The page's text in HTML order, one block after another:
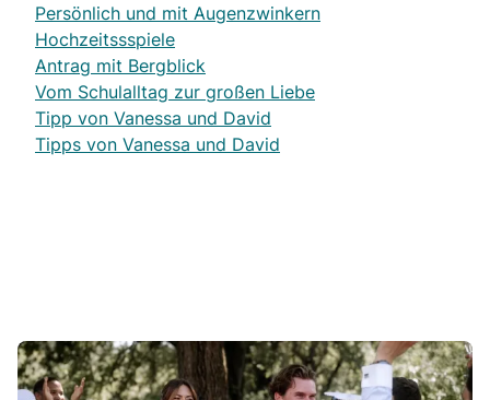
Persönlich und mit Augenzwinkern
Hochzeitssspiele
Antrag mit Bergblick
Vom Schulalltag zur großen Liebe
Tipp von Vanessa und David
Tipps von Vanessa und David